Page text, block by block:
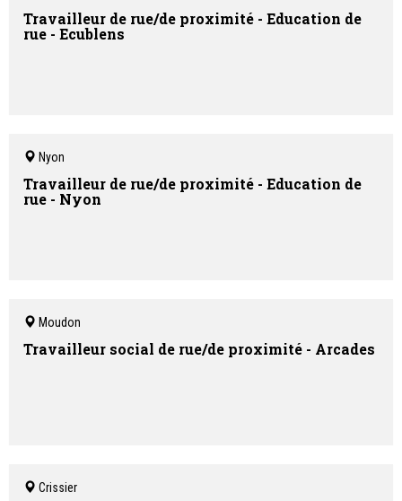
Travailleur de rue/de proximité - Education de
rue - Ecublens
Nyon
Travailleur de rue/de proximité - Education de
rue - Nyon
Moudon
Travailleur social de rue/de proximité - Arcades
Crissier